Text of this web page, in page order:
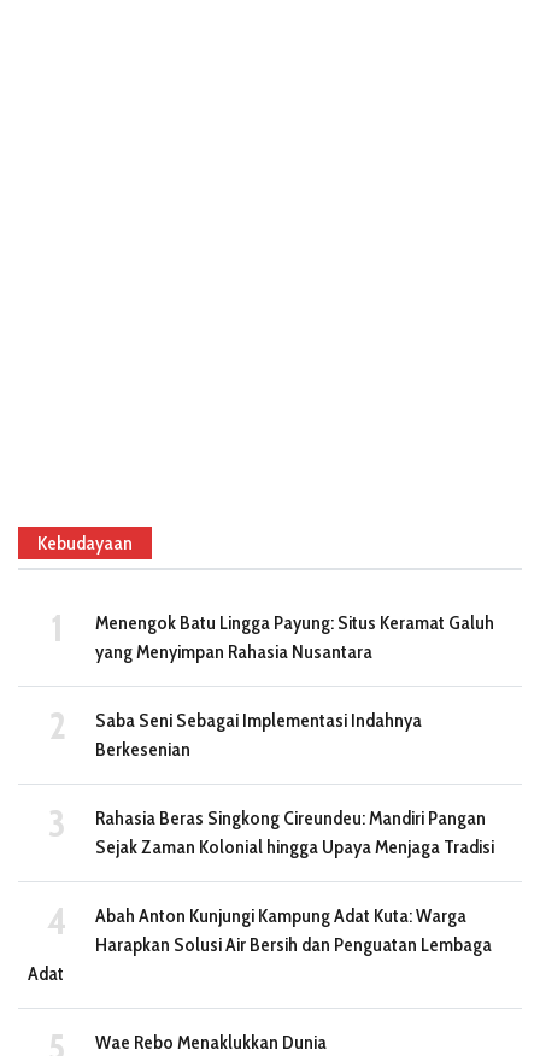
Kebudayaan
Menengok Batu Lingga Payung: Situs Keramat Galuh
yang Menyimpan Rahasia Nusantara
Saba Seni Sebagai Implementasi Indahnya
Berkesenian
Rahasia Beras Singkong Cireundeu: Mandiri Pangan
Sejak Zaman Kolonial hingga Upaya Menjaga Tradisi
Abah Anton Kunjungi Kampung Adat Kuta: Warga
Harapkan Solusi Air Bersih dan Penguatan Lembaga
Adat
Wae Rebo Menaklukkan Dunia